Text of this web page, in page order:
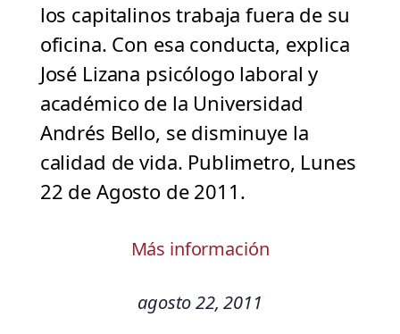
los capitalinos trabaja fuera de su
oficina. Con esa conducta, explica
José Lizana psicólogo laboral y
académico de la Universidad
Andrés Bello, se disminuye la
calidad de vida. Publimetro, Lunes
22 de Agosto de 2011.
Más información
agosto 22, 2011